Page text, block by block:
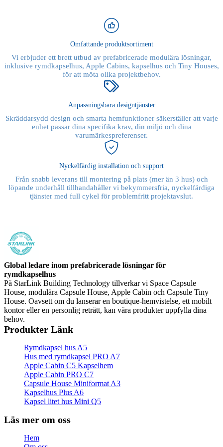
Omfattande produktsortiment
Vi erbjuder ett brett utbud av prefabricerade modulära lösningar,
inklusive rymdkapselhus, Apple Cabins, kapselhus och Tiny Houses,
för att möta olika projektbehov.
Anpassningsbara designtjänster
Skräddarsydd design och smarta hemfunktioner säkerställer att varje
enhet passar dina specifika krav, din miljö och dina
varumärkespreferenser.
Nyckelfärdig installation och support
Från snabb leverans till montering på plats (mer än 3 hus) och
löpande underhåll tillhandahåller vi bekymmersfria, nyckelfärdiga
tjänster med full cykel för problemfritt projektavslut.
Global ledare inom prefabricerade lösningar för
rymdkapselhus
På StarLink Building Technology tillverkar vi Space Capsule
House, modulära Capsule House, Apple Cabin och Capsule Tiny
House. Oavsett om du lanserar en boutique-hemvistelse, ett mobilt
kontor eller en personlig reträtt, kan våra produkter uppfylla dina
behov.
Produkter Länk
Rymdkapsel hus A5
Hus med rymdkapsel PRO A7
Apple Cabin C5 Kapselhem
Apple Cabin PRO C7
Capsule House Miniformat A3
Kapselhus Plus A6
Kapsel litet hus Mini Q5
Läs mer om oss
Hem